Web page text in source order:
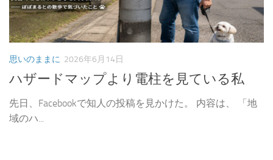
思いのままに 2026年6月14日
ハザードマップより電柱を見ている私
先日、Facebookで知人の投稿を見かけた。 内容は、 「地
域のハ...